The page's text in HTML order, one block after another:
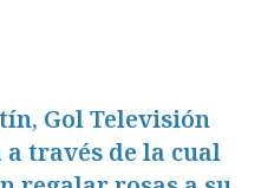
Gol Televisión
través de la cual